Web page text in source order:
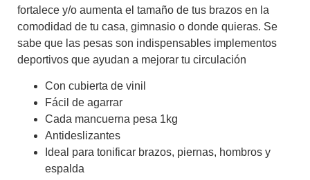
fortalece y/o aumenta el tamaño de tus brazos en la
comodidad de tu casa, gimnasio o donde quieras. Se
sabe que las pesas son indispensables implementos
deportivos que ayudan a mejorar tu circulación
Con cubierta de vinil
Fácil de agarrar
Cada mancuerna pesa 1kg
Antideslizantes
Ideal para tonificar brazos, piernas, hombros y
espalda